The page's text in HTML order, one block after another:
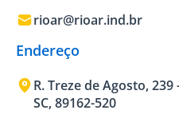
rioar@rioar.ind.br
Endereço
R. Treze de Agosto,
SC, 89162-520